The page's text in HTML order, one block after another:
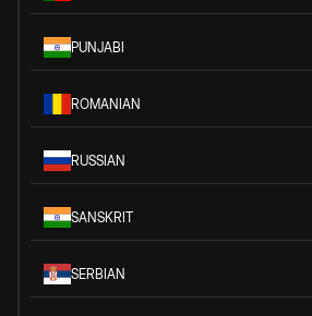
PUNJABI
ROMANIAN
RUSSIAN
SANSKRIT
SERBIAN